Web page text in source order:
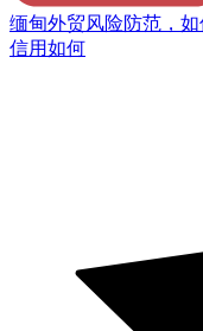
缅甸外贸风险防范，
信用如何